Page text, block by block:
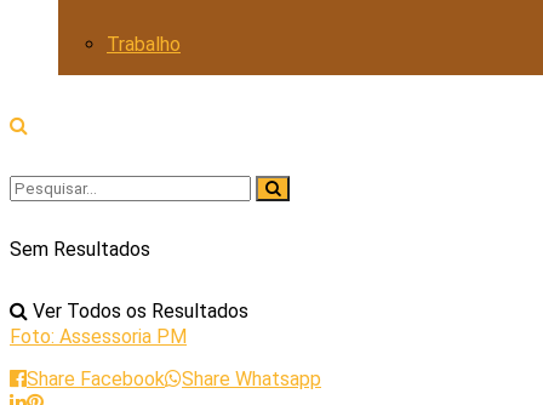
Trabalho
Sem Resultados
Ver Todos os Resultados
Foto: Assessoria PM
Share Facebook
Share Whatsapp